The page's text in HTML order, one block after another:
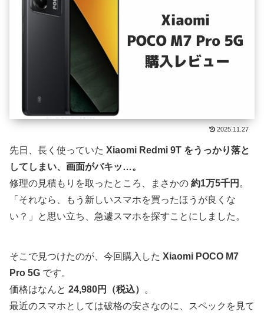
2025.11.27
先日、長く使っていた Xiaomi Redmi 9T をうっかり落と
してしまい、画面がバキッ…。
修理の見積もりを取ったところ、まさかの 約1万5千円 。
「それなら、もう新しいスマホを買ったほうが良くな
い？」と思い立ち、急遽スマホを探すことにしました。
そこで見つけたのが、今回購入した Xiaomi POCO M7
Pro 5G です。
価格はなんと 24,980円（税込）
。
最近のスマホとしては破格の安さなのに、スペックを見て